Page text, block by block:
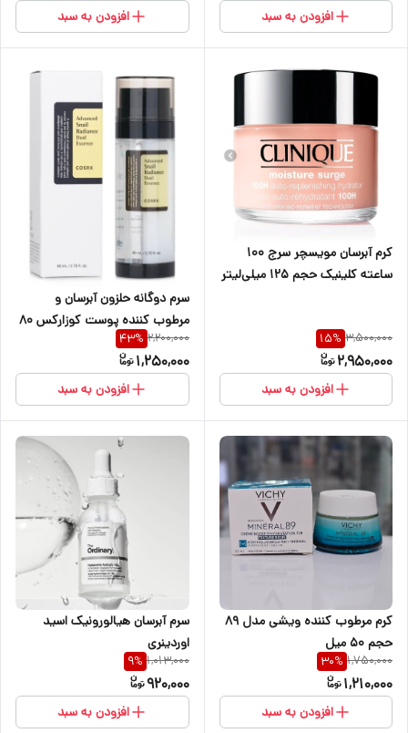
افزودن به سبد افزودن به سبد
کرم آبرسان مویسچر سرج ۱۰۰
ساعته کلینیک حجم ۱۲۵ میلی‌لیتر
3,500,000
15%
2,950,000
افزودن به سبد
سرم دوگانه حلزون آبرسان و
مرطوب کننده پوست کوزارکس 80
میل
2,200,000
43%
1,250,000
افزودن به سبد
کرم مرطوب کننده ویشی مدل 89
حجم ۵۰ میل
1,750,000
30%
1,210,000
افزودن به سبد
سرم آبرسان هیالورونیک اسید
اوردینری
1,013,000
9%
920,000
افزودن به سبد